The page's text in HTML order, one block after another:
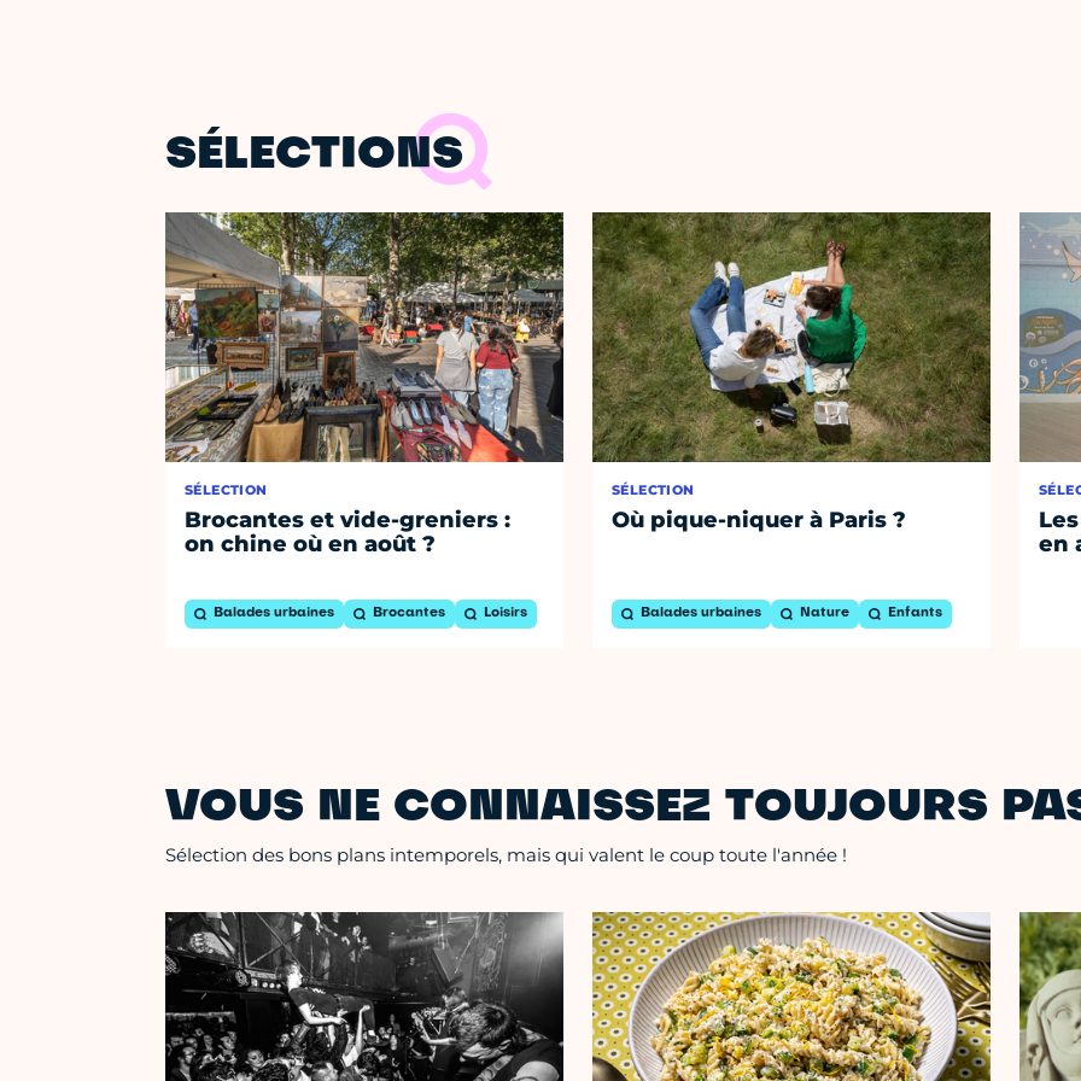
SÉLECTIONS
SÉLECTION
Brocantes et vide-greniers :
on chine où en août ?
Balades urbaines Brocantes Loisirs
SÉLECTION
Où pique-niquer à Paris ?
Balades urbaines Nature Enfants
en
VOUS NE CONNAISSEZ TOUJOURS
Sélection des bons plans intemporels, mais qui valent le coup toute l'année !